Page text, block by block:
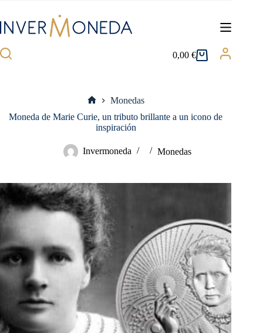
contenido
Carro
0,00€
Monedas
Moneda de Marie Curie, un tributo brillante a un icono de
inspiración
Invermoneda Monedas